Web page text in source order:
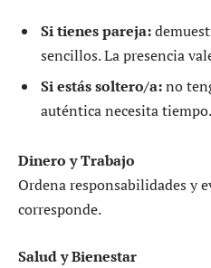
Si tienes pareja:
sencillos. La presencia
Si estás soltero/a:no
auténtica necesita tiempo.
Dinero y Trabajo
Ordena responsabilidades y
corresponde.
Salud y Bienestar